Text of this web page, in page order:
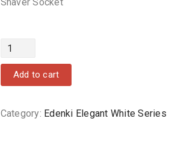
Quantity
Add to cart
Category: Edenki Elegant White Series